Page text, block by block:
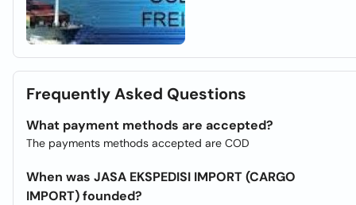
Frequently Asked Questions
What payment methods are accepted?
The payments methods accepted are COD
When was JASA EKSPEDISI IMPORT (CARGO
IMPORT) founded?